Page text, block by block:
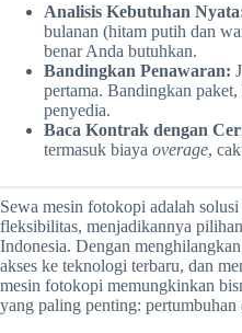
Analisis Kebutuhan
bulanan (hitam putih dan
benar Anda butuhkan.
Bandingkan Penawaran:
pertama. Bandingkan
penyedia.
Baca Kontrak dengan
termasuk biaya overage,
Sewa mesin fotokopi adalah
fleksibilitas, menjadikannya
Indonesia. Dengan
akses ke teknologi terbaru, dan
mesin fotokopi memungkinkan
yang paling penting: pertumbuhan